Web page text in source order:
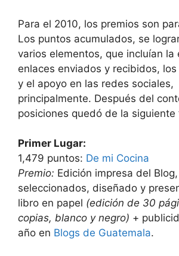
Para el 2010, los premios son
Los puntos acumulados, se
varios elementos, que incluían la
enlaces enviados y recibidos,
y el apoyo en las redes sociales,
principalmente. Después del
posiciones quedó de la siguiente
Primer Lugar:
1,479 puntos: De mi Cocina
Premio: Edición impresa del
seleccionados, diseñado y
libro en papel (edición de 30
copias, blanco y negro) +
año en Blogs de Guatemala.